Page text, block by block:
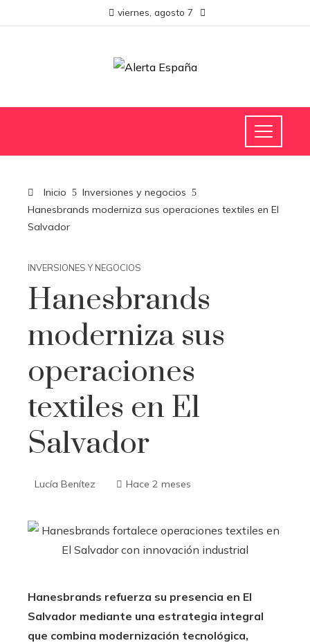
viernes, agosto 7
Inicio
Inversiones y negocios
Hanesbrands moderniza sus operaciones textiles en El
Salvador
INVERSIONES Y NEGOCIOS
Hanesbrands
moderniza sus
operaciones
textiles en El
Salvador
Lucía Benítez Hace 2 meses
Hanesbrands refuerza su presencia en El
Salvador mediante una estrategia integral
que combina modernización tecnológica,